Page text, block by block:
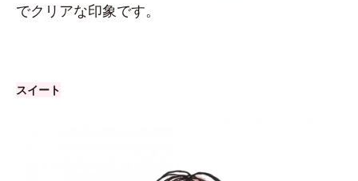
でクリアな印象です。
スイート